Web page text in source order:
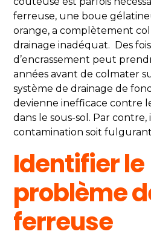
ferreuse, une boue
orange, a complètement
drainage inadéquat. Des
d’encrassement peut
années avant de colmater
système de drainage de
devienne inefficace contre
dans le sous-sol. Par contre,
contamination soit
Identifier le
problème
ferreuse